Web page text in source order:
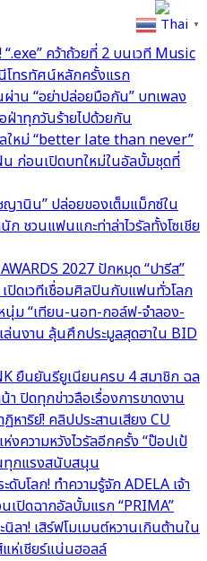
คว้าถ้วยที่ 2 บนเวที Music
โทรทัศน์หลักครั้งแรก
าน “อย่าปล่อยมือกัน” บทเพลง
าทุกวันร้ายไปด้วยกัน
ใหม่ “better late than never”
น ก่อนเปิดบทใหม่ในอัลบั้มชุดที่
านิน” ปล่อยของเต็มแม็กซ์ใน
ชวนแฟนแกะท่าล่าไวรัลทั้งโซเชีย
2027 ปักหมุด “ปารีส”
ปิดเวทีเชื่อมศิลปินกับแฟนทั่วโลก
นุ่ม “เทียน-นอท-กอล์ฟ-จำลอง-
นงาน ลุ้นศึกประมูลสุดฮาใน BID
ยืนยันรียูเนียนครบ 4 สมาชิก ฉล
ปิดทุกข่าวลือเรื่องการขาดงาน
หาริย์! คลิปประสานเสียง CU
ความหวังไวรัลอีกครั้ง “ป๊อปเป้
ทุกแรงสนับสนุน
ดับโลก! ทำความรู้จัก ADELA เจ้า
เปิดฉากอัลบั้มแรก “PRIMA”
ลา! เสิร์ฟโมเมนต์หวานเกินต้านใน
เชียร์แน่นฮอลล์
Thai ▼